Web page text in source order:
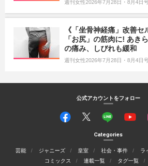
週刊女性2026年7月28日・8月4日
《「坐骨神経痛」改善
「お尻」の筋肉に! あき
の痛み、しびれも緩和
週刊女性2026年7月28日・8月4日
公式アカウントをフォロー
Categories
芸能 ジャニーズ 皇室 社会・事件 ラ
コミックス
連載一覧 タグ一覧